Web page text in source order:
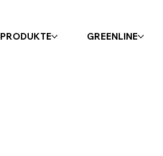
PRODUKTE GREENLINE